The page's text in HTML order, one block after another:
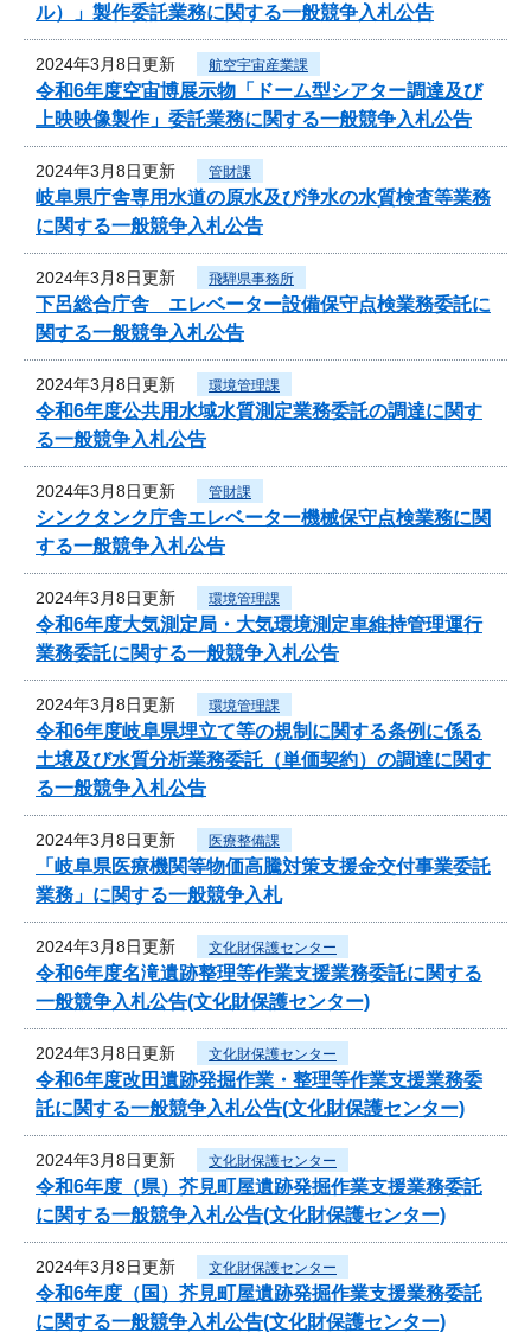
ル）」製作委託業務に関する一般競争入札公告
2024年3月8日更新 航空宇宙産業課
令和6年度空宙博展示物「ドーム型シアター調達及び
上映映像製作」委託業務に関する一般競争入札公告
2024年3月8日更新 管財課
岐阜県庁舎専用水道の原水及び浄水の水質検査等業務
に関する一般競争入札公告
2024年3月8日更新 飛騨県事務所
下呂総合庁舎 エレベーター設備保守点検業務委託に
関する一般競争入札公告
2024年3月8日更新 環境管理課
令和6年度公共用水域水質測定業務委託の調達に関す
る一般競争入札公告
2024年3月8日更新 管財課
シンクタンク庁舎エレベーター機械保守点検業務に関
する一般競争入札公告
2024年3月8日更新 環境管理課
令和6年度大気測定局・大気環境測定車維持管理運行
業務委託に関する一般競争入札公告
2024年3月8日更新 環境管理課
令和6年度岐阜県埋立て等の規制に関する条例に係る
土壌及び水質分析業務委託（単価契約）の調達に関す
る一般競争入札公告
2024年3月8日更新 医療整備課
「岐阜県医療機関等物価高騰対策支援金交付事業委託
業務」に関する一般競争入札
2024年3月8日更新 文化財保護センター
令和6年度名滝遺跡整理等作業支援業務委託に関する
一般競争入札公告(文化財保護センター)
2024年3月8日更新 文化財保護センター
令和6年度改田遺跡発掘作業・整理等作業支援業務委
託に関する一般競争入札公告(文化財保護センター)
2024年3月8日更新 文化財保護センター
令和6年度（県）芥見町屋遺跡発掘作業支援業務委託
に関する一般競争入札公告(文化財保護センター)
2024年3月8日更新 文化財保護センター
令和6年度（国）芥見町屋遺跡発掘作業支援業務委託
に関する一般競争入札公告(文化財保護センター)